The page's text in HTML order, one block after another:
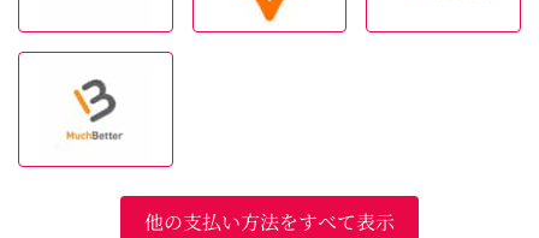
他の支払い方法をすべて表示